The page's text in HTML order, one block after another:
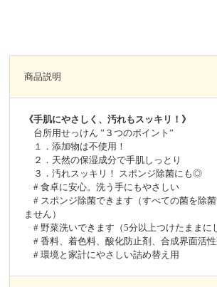
商品説明
《手肌にやさしく、汚れもスッキリ！》
台所用せっけん ”３つのポイント”
１．添加物は不使用！
２．天然の保湿成分で手肌しっとり
３．汚れスッキリ！ スポンジ除菌にも◎
# 食卓に安心。洗う手にもやさしい
# スポンジ除菌できます（すべての菌を除
ません）
# 野菜洗いできます（5分以上つけたままに
# 香料、着色料、酸化防止剤、合成界面活性
# 環境と家計にやさしい詰め替え用